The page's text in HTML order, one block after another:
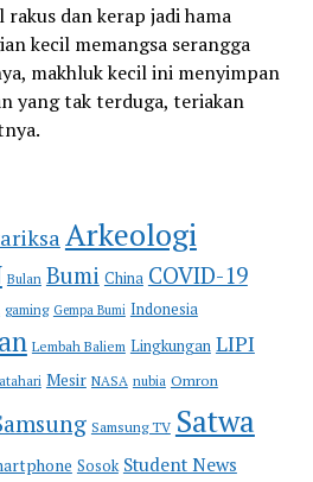
dan kerap jadi hama
kecil memangsa serangga
makhluk kecil ini menyimpan
yang tak terduga, teriakan
Arkeologi
Bulan Bumi China COVID-19
gaming Gempa Bumi Indonesia
Lembah Baliem Lingkungan LIPI
Mesir NASA nubia Omron
Samsung TV Satwa
Sosok Student News